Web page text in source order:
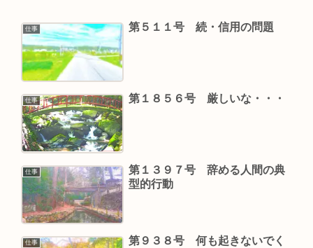
仕事 第５１１号 続・信用の問題
仕事 第１８５６号 厳しいな・・・
仕事
第１３９７号 辞める人間の典
型的行動
仕事
第９３８号 何も起きないでく